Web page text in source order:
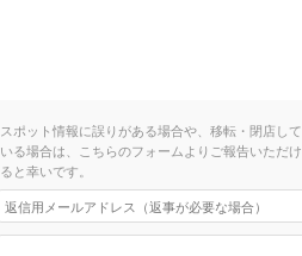
スポット情報に誤りがある場合や、移転・閉店して
いる場合は、こちらのフォームよりご報告いただけ
ると幸いです。